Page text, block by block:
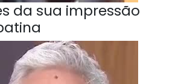
da sua impressão